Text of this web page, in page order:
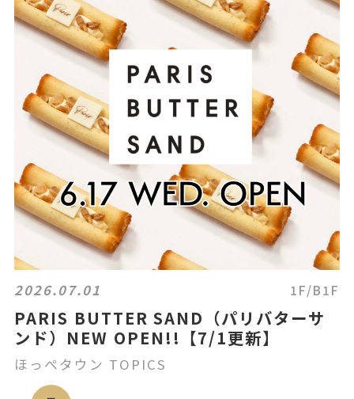
2026.07.01 1F/B1F
PARIS BUTTER SAND（パリバターサ
ンド）NEW OPEN!!【7/1更新】
ほっぺタウン TOPICS